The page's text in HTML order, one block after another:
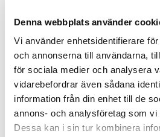
Denna webbplats använder
Vi använder enhetsidentifierare
och annonserna till användarna,
för sociala medier och analysera
vidarebefordrar även sådana
information från din enhet till de
annons- och analysföretag som vi
Dessa kan i sin tur kombinera
Nyland
0447445555
espoo-